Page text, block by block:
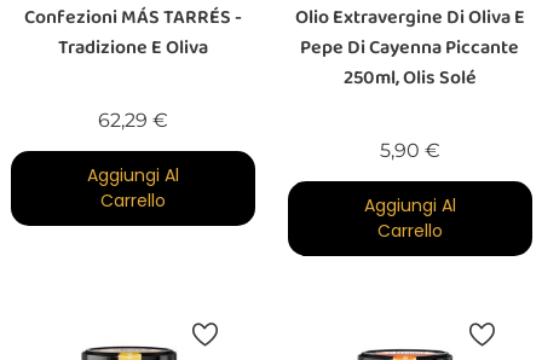
Confezioni MÁS TARRÉS -
Tradizione E Oliva
62,29 €Prezzo
Aggiungi Al
Carrello
Olio Extravergine Di Oliva E
Pepe Di Cayenna Piccante
250ml, Olis Solé
5,90 €Prezzo
Aggiungi Al
Carrello